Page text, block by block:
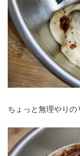
ちょっと無理やりの